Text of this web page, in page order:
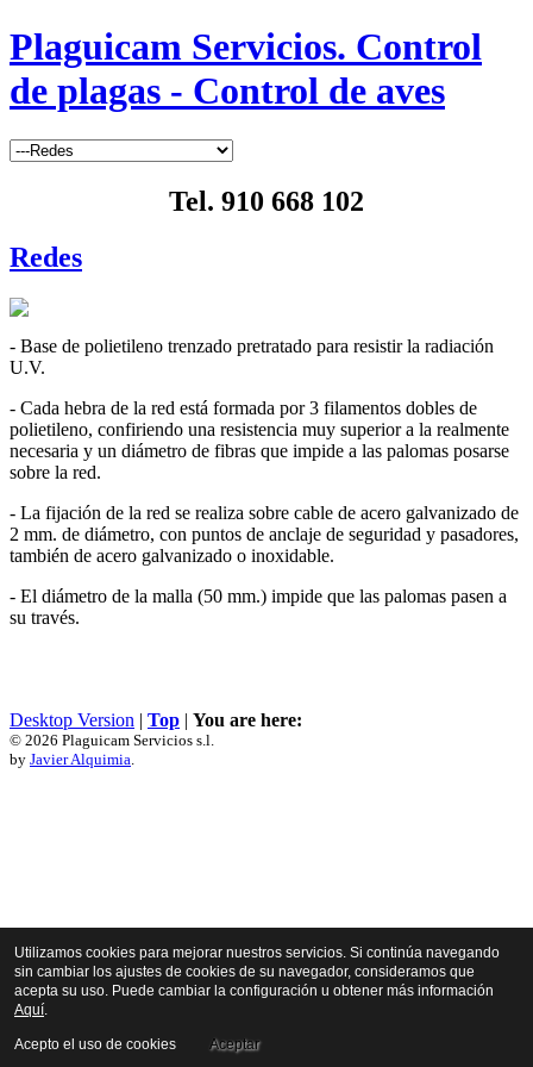
Plaguicam Servicios. Control
de plagas - Control de aves
Tel. 910 668 102
Redes
- Base de polietileno trenzado pretratado para resistir la radiación
U.V.
- Cada hebra de la red está formada por 3 filamentos dobles de
polietileno, confiriendo una resistencia muy superior a la realmente
necesaria y un diámetro de fibras que impide a las palomas posarse
sobre la red.
- La fijación de la red se realiza sobre cable de acero galvanizado de
2 mm. de diámetro, con puntos de anclaje de seguridad y pasadores,
también de acero galvanizado o inoxidable.
- El diámetro de la malla (50 mm.) impide que las palomas pasen a
su través.
Desktop Version | Top | You are here:
© 2026 Plaguicam Servicios s.l.
by Javier Alquimia
Utilizamos cookies para mejorar nuestros servicios. Si continúa navegando
sin cambiar los ajustes de cookies de su navegador, consideramos que
acepta su uso. Puede cambiar la configuración u obtener más información
Aquí.
Acepto el uso de cookies Aceptar